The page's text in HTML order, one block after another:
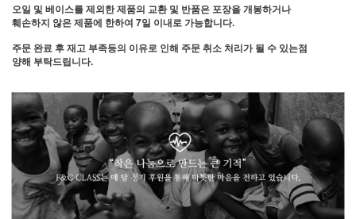
오일 및 베이스를 제외한 제품의 교환 및 반품은 포장을 개봉하거나
훼손하지 않은 제품에 한하여 7일 이내로 가능합니다.
주문 완료 후 재고 부족등의 이유로 인해 주문 취소 처리가 될 수 있는점
양해 부탁드립니다.